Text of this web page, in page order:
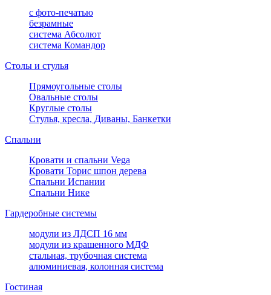
с фото-печатью
безрамные
система Абсолют
система Командор
Столы и стулья
Прямоугольные столы
Овальные столы
Круглые столы
Стулья, кресла, Диваны, Банкетки
Спальни
Кровати и спальни Vega
Кровати Торис шпон дерева
Спальни Испании
Спальни Нике
Гардеробные системы
модули из ЛДСП 16 мм
модули из крашенного МДФ
стальная, трубочная система
алюминиевая, колонная система
Гостиная